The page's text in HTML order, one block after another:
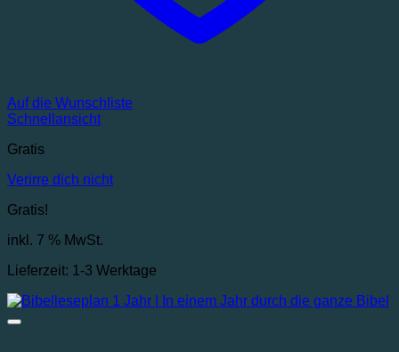
Auf die Wunschliste
Schnellansicht
Gratis
Verirre dich nicht
Gratis!
inkl. 7 % MwSt.
Lieferzeit: 1-3 Werktage